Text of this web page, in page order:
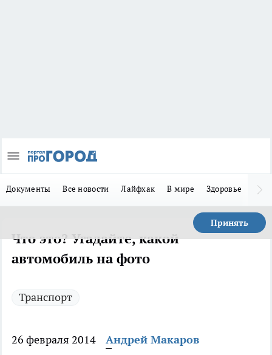
Документы Все новости Лайфхак В мире Здоровье
Принять
Что это? Угадайте, какой
автомобиль на фото
Транспорт
26 февраля 2014
Андрей Макаров